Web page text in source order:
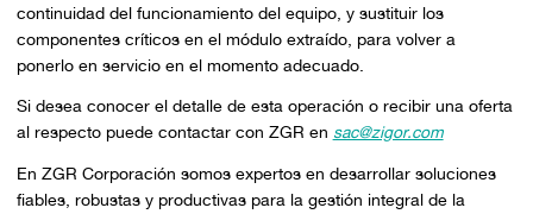
continuidad del funcionamiento del equipo, y sustituir los
componentes críticos en el módulo extraído, para volver a
ponerlo en servicio en el momento adecuado.
Si desea conocer el detalle de esta operación o recibir una oferta
al respecto puede contactar con ZGR en sac@zigor.com
En ZGR Corporación somos expertos en desarrollar soluciones
fiables, robustas y productivas para la gestión integral de la